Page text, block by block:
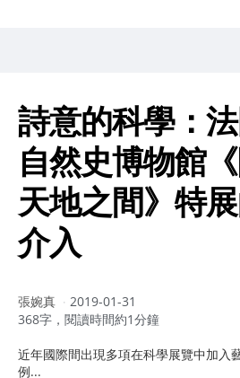
詩意的科學：
自然史博物館《
天地之間》特
介入
作
者：
張婉真
2019-01-31
368字，閱讀時間約1分鐘
近年國際間出現多項在科學展覽中加入
例...